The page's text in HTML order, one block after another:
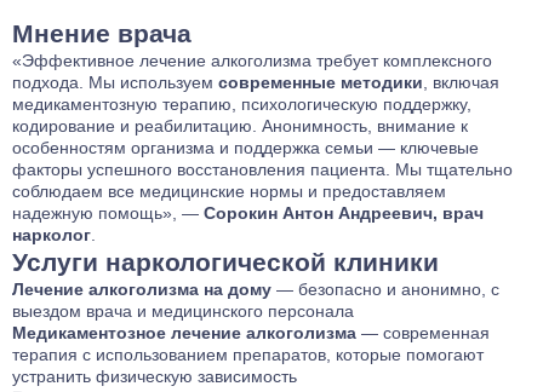
Мнение врача
«Эффективное лечение алкоголизма требует комплексного
подхода. Мы используем современные методики, включая
медикаментозную терапию, психологическую поддержку,
кодирование и реабилитацию. Анонимность, внимание к
особенностям организма и поддержка семьи — ключевые
факторы успешного восстановления пациента. Мы тщательно
соблюдаем все медицинские нормы и предоставляем
надежную помощь», — Сорокин Антон Андреевич, врач
нарколог.
Услуги наркологической клиники
Лечение алкоголизма на дому — безопасно и анонимно, с
выездом врача и медицинского персонала
Медикаментозное лечение алкоголизма — современная
терапия с использованием препаратов, которые помогают
устранить физическую зависимость